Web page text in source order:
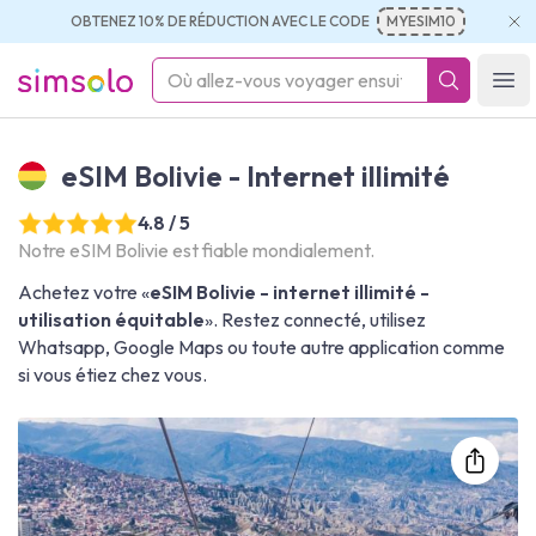
OBTENEZ 10% DE RÉDUCTION AVEC LE CODE MYESIM10
simsolo
eSIM Bolivie - Internet illimité
4.8 / 5
Notre eSIM Bolivie est fiable mondialement.
Achetez votre «eSIM Bolivie - internet illimité -
utilisation équitable». Restez connecté, utilisez
Whatsapp, Google Maps ou toute autre application comme
si vous étiez chez vous.